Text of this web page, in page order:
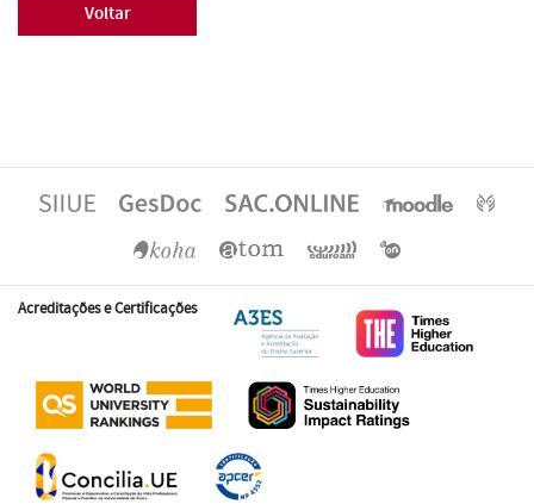
Voltar
Acreditações e Certificações